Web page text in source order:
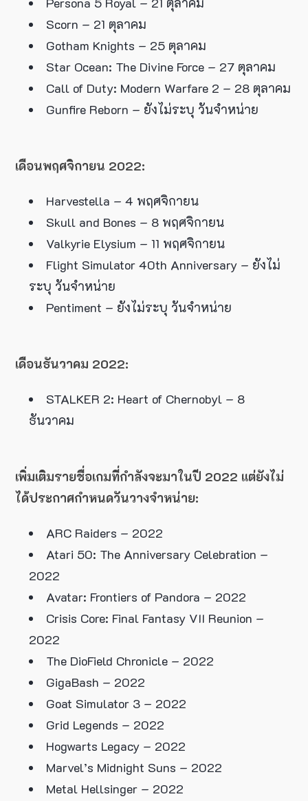
Scorn – 21 ตุลาคม
Gotham Knights – 25 ตุลาคม
Star Ocean: The Divine Force – 27 ตุลาคม
Call of Duty: Modern Warfare 2 – 28 ตุลาคม
Gunfire Reborn – ยังไม่ระบุ วันจำหน่าย
เดือนพฤศจิกายน 2022:
Harvestella – 4 พฤศจิกายน
Skull and Bones – 8 พฤศจิกายน
Valkyrie Elysium – 11 พฤศจิกายน
Flight Simulator 40th Anniversary – ยังไม่
ระบุ วันจำหน่าย
Pentiment – ยังไม่ระบุ วันจำหน่าย
เดือนธันวาคม 2022:
STALKER 2: Heart of Chernobyl – 8
ธันวาคม
เพิ่มเติมรายชื่อเกมที่กำลังจะมาในปี 2022 แต่ยังไม่
ได้ประกาศกำหนดวันวางจำหน่าย:
ARC Raiders – 2022
Atari 50: The Anniversary Celebration –
2022
Avatar: Frontiers of Pandora – 2022
Crisis Core: Final Fantasy VII Reunion –
2022
The DioField Chronicle – 2022
GigaBash – 2022
Goat Simulator 3 – 2022
Grid Legends – 2022
Hogwarts Legacy – 2022
Marvel’s Midnight Suns – 2022
Metal Hellsinger – 2022